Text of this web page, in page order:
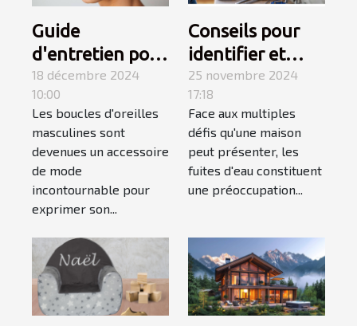
Guide
d'entretien pour
boucles
d'oreilles
masculines
18 décembre 2024
10:00
Les boucles d'oreilles
masculines sont
devenues un accessoire
de mode
incontournable pour
exprimer son...
Conseils pour
identifier et
réparer les
fuites d'eau
chez soi
25 novembre 2024
17:18
Face aux multiples
défis qu'une maison
peut présenter, les
fuites d'eau constituent
une préoccupation...